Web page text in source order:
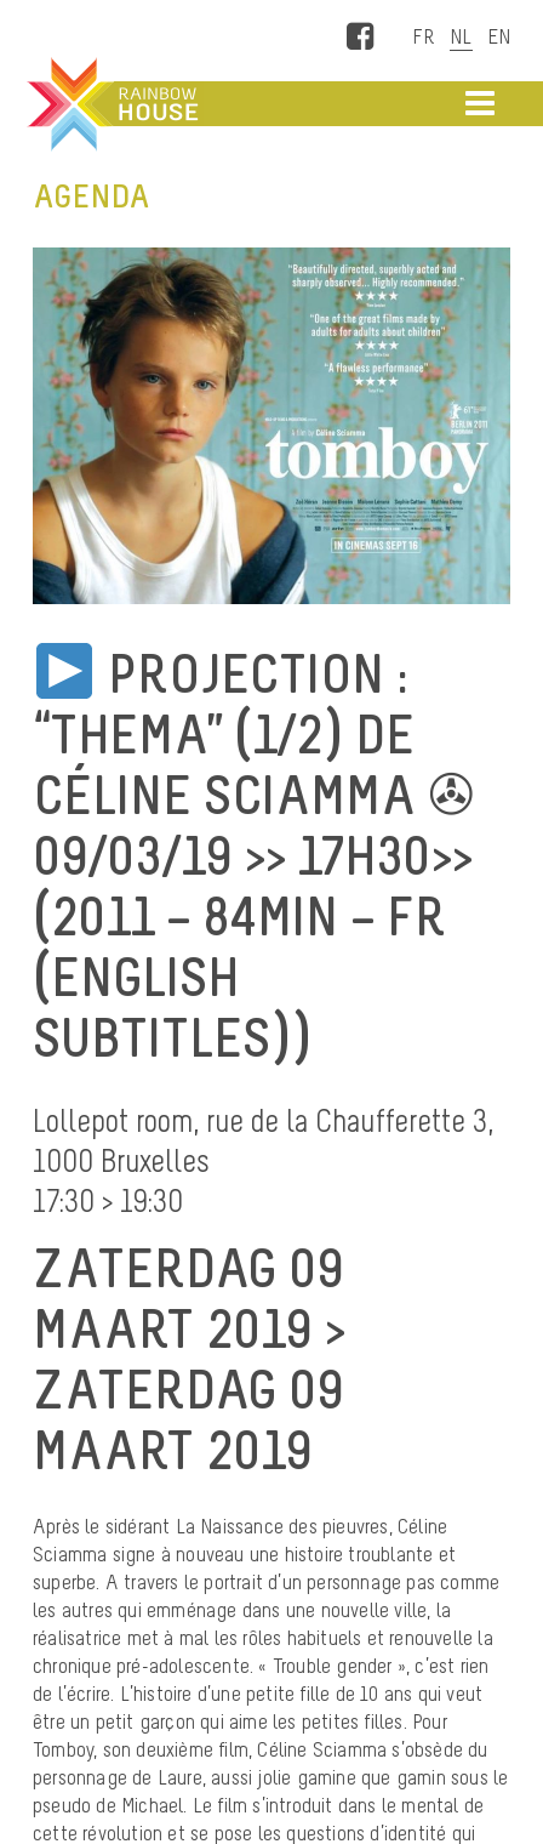
Facebook
AGENDA
PROJECTION :
“THEMA” (1/2) DE
CÉLINE SCIAMMA ✇
09/03/19 >> 17H30>>
(2011 – 84MIN – FR
(ENGLISH
SUBTITLES))
Lollepot room, rue de la Chaufferette 3,
1000 Bruxelles
17:30 > 19:30
ZATERDAG 09
MAART 2019 >
ZATERDAG 09
MAART 2019
Après le sidérant La Naissance des pieuvres, Céline
Sciamma signe à nouveau une histoire troublante et
superbe. A travers le portrait d’un personnage pas comme
les autres qui emménage dans une nouvelle ville, la
réalisatrice met à mal les rôles habituels et renouvelle la
chronique pré-adolescente. « Trouble gender », c’est rien
de l’écrire. L’histoire d’une petite fille de 10 ans qui veut
être un petit garçon qui aime les petites filles. Pour
Tomboy, son deuxième film, Céline Sciamma s’obsède du
personnage de Laure, aussi jolie gamine que gamin sous le
pseudo de Michael. Le film s’introduit dans le mental de
cette révolution et se pose les questions d’identité qui